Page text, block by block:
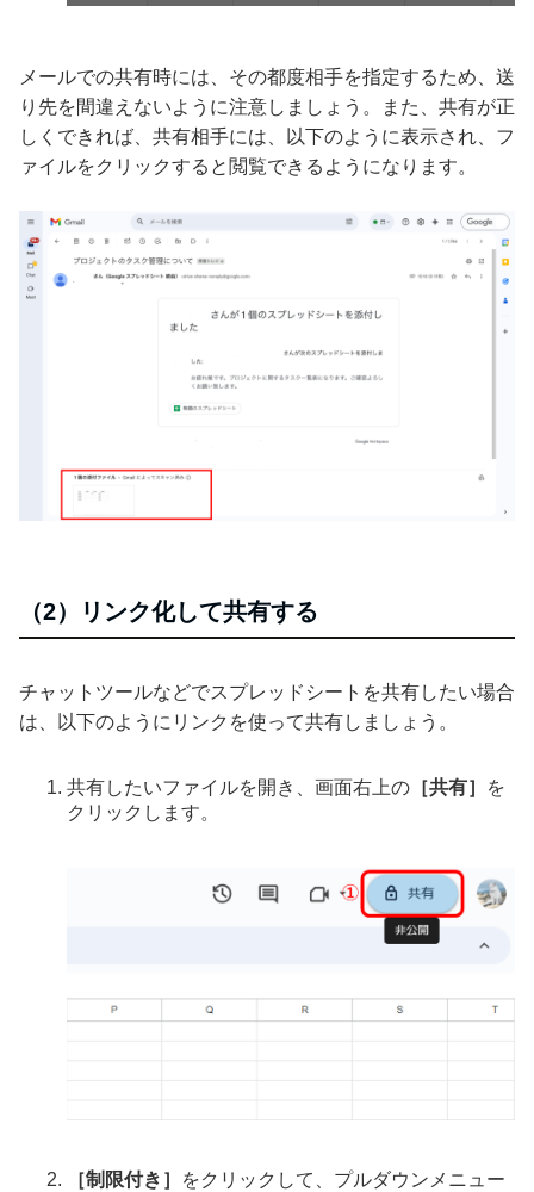
メールでの共有時には、その都度相手を指定するため、送
り先を間違えないように注意しましょう。また、共有が正
しくできれば、共有相手には、以下のように表示され、フ
ァイルをクリックすると閲覧できるようになります。
（2）リンク化して共有する
チャットツールなどでスプレッドシートを共有したい場合
は、以下のようにリンクを使って共有しましょう。
共有したいファイルを開き、画面右上の ［共有］
を
クリックします。
［制限付き］
をクリックして、プルダウンメニュー